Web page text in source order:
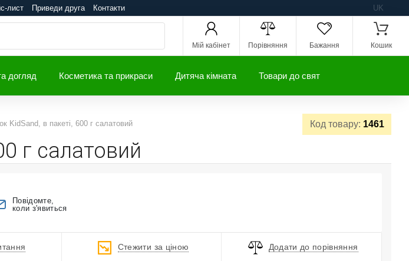
лист Приведи друга Контакти UK
Мій кабінет Порівняння Бажання Кошик
догляд Косметика та прикраси Дитяча кімната Товари до свят
Код товару: 1461
KidSand, в пакеті, 600 г салатовий
г салатовий
Повідомте,
коли з'явиться
Стежити за ціною Додати до порівняння